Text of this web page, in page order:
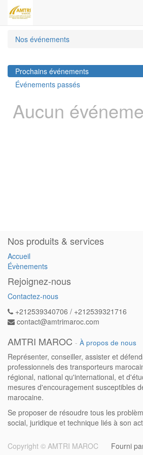
Nos événements
Prochains événements
Événements passés
Aucun
Nos produits & services
Accueil
Évènements
Rejoignez-nous
Contactez-nous
+212539340706 / +212539321716
contact@amtrimaroc.com
AMTRI MAROC - À propos de nous
Représenter, conseiller, assister et
professionnels des transporteurs
régional, national qu'international, et
mesures d'encouragement susceptibles
marocaine.
Se proposer de résoudre tous les
social, juridique et technique liés à son
Fourni
Copyright © AMTRI MAROC